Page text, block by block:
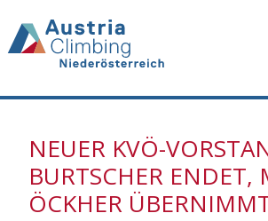
NEUER KVÖ-
BURTSCHER ENDET,
ÖCKHER